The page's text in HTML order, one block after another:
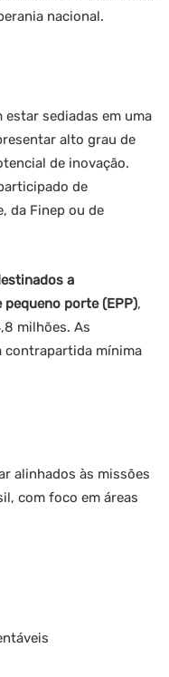
nacional.
estar sediadas em uma
alto grau de
de inovação.
de
da Finep ou de
a
pequeno porte (EPP),
milhões. As
contrapartida mínima
alinhados às missões
com foco em áreas